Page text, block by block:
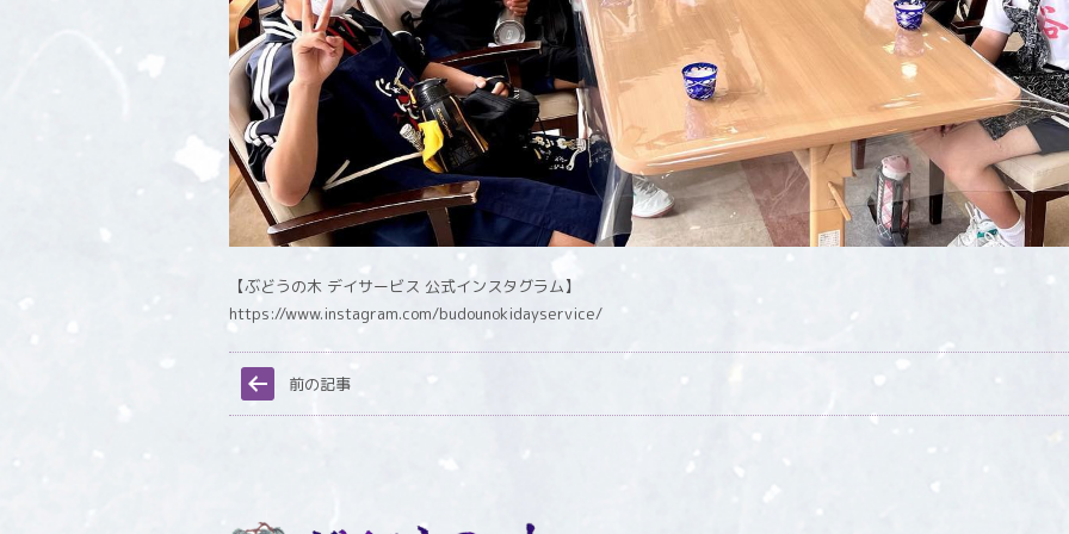
【ぶどうの木 デイサービス 公式インスタグラム】
https://www.instagram.com/budounokidayservice/
前の記事